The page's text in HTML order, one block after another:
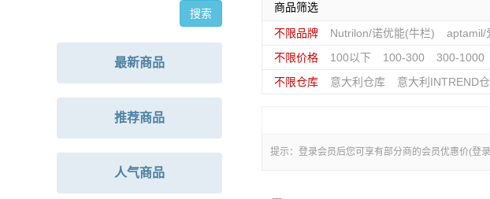
最新商品
推荐商品
人气商品
商品筛选
不限品牌 Nutrilon/诺优能(牛栏)
aptamil/
不限价格
100以下 100-300 300-1000
不限仓库
意大利仓库 意大利INTREND
提示：登录会员后您可享有部分商的会员优惠价(登